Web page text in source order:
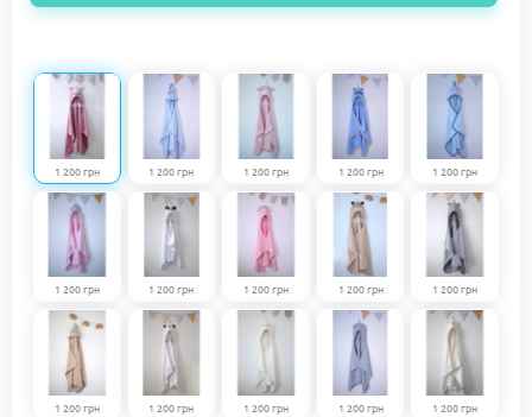
1 200 грн 1 200 грн 1 200 грн 1 200 грн 1 200 грн
1 200 грн 1 200 грн 1 200 грн 1 200 грн 1 200 грн
1 200 грн 1 200 грн 1 200 грн 1 200 грн 1 200 грн